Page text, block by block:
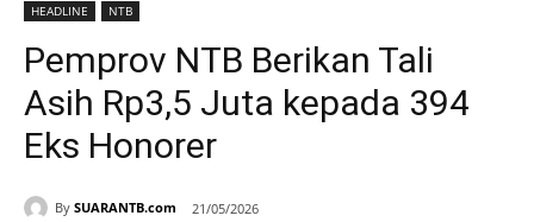
HEADLINE NTB
Pemprov NTB Berikan Tali
Asih Rp3,5 Juta kepada 394
Eks Honorer
By SUARANTB.com 21/05/2026